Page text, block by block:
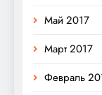
Май 2017
Март 2017
Февраль